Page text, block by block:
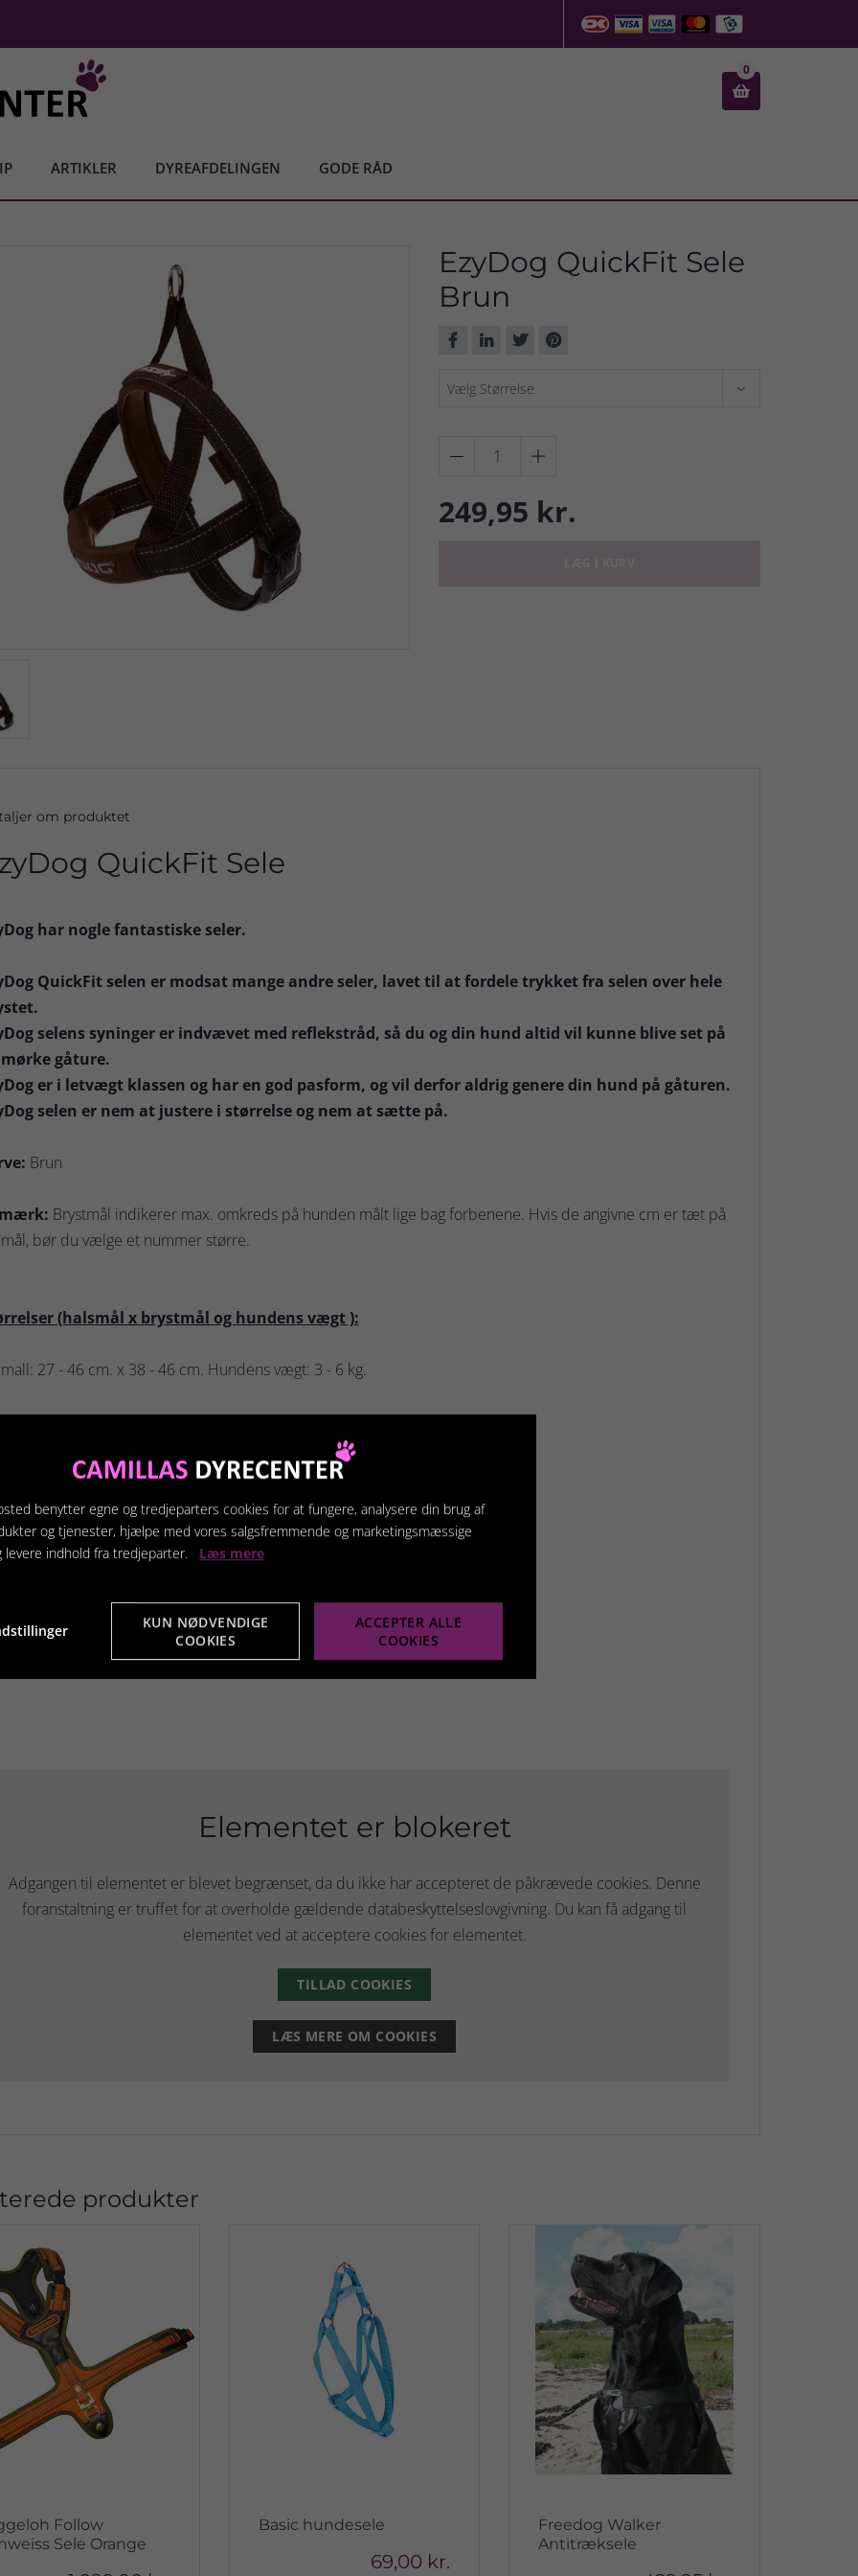

0
ARTIKLER DYREAFDELINGEN GODE RÅD
EzyDog QuickFit Sele
Brun
 
249,95 kr.
om produktet
QuickFit Sele
har nogle fantastiske seler.
QuickFit selen er modsat mange andre seler, lavet til at fordele trykket fra selen over hele
selens syninger er indvævet med reflekstråd, så du og din hund altid vil kunne blive set på
gåture.
er i letvægt klassen og har en god pasform, og vil derfor aldrig genere din hund på gåturen.
selen er nem at justere i størrelse og nem at sætte på.
Brun
Brystmål indikerer max. omkreds på hunden målt lige bag forbenene. Hvis de angivne cm er tæt på
bør du vælge et nummer større.
(halsmål x brystmål og hundens vægt ):
27 - 46 cm. x 38 - 46 cm. Hundens vægt: 3 - 6 kg.
34 - 56 cm. x 46 - 55 cm. Hundens vægt: 6 - 10 kg.
41 - 68 cm. x 55 - 68 cm. Hundens vægt: 10 - 19 kg.
46 - 78 cm. x 68 - 84 cm. Hundens vægt: 19 - 35 kg.
selen indstilles ved bringen og omkring brystet.
Elementet er blokeret
Adgangen til elementet er blevet begrænset, da du ikke har accepteret de påkrævede cookies. Denne
foranstaltning er truffet for at overholde gældende databeskyttelseslovgivning. Du kan få adgang til
elementet ved at acceptere cookies for elementet.
TILLAD COOKIES
LÆS MERE OM COOKIES
produkter
Follow
Sele Orange
Basic hundesele
69,00 kr.
Freedog Walker
Antitræksele
benytter egne og tredjeparters cookies for at fungere, analysere din brug af
og tjenester, hjælpe med vores salgsfremmende og marketingsmæssige
levere indhold fra tredjeparter. Læs mere
KUN NØDVENDIGE
COOKIES
ACCEPTER ALLE
COOKIES